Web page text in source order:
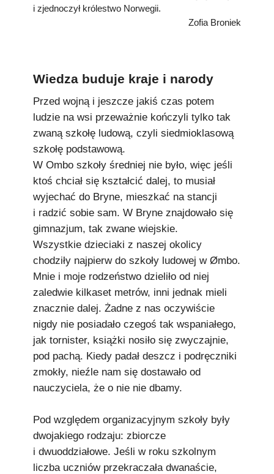
i zjednoczył królestwo Norwegii.
Zofia Broniek
Wiedza buduje kraje i narody
Przed wojną i jeszcze jakiś czas potem
ludzie na wsi przeważnie kończyli tylko tak
zwaną szkołę ludową, czyli siedmioklasową
szkołę podstawową.
W Ombo szkoły średniej nie było, więc jeśli
ktoś chciał się kształcić dalej, to musiał
wyjechać do Bryne, mieszkać na stancji
i radzić sobie sam. W Bryne znajdowało się
gimnazjum, tak zwane wiejskie.
Wszystkie dzieciaki z naszej okolicy
chodziły najpierw do szkoły ludowej w Ømbo.
Mnie i moje rodzeństwo dzieliło od niej
zaledwie kilkaset metrów, inni jednak mieli
znacznie dalej. Żadne z nas oczywiście
nigdy nie posiadało czegoś tak wspaniałego,
jak tornister, książki nosiło się zwyczajnie,
pod pachą. Kiedy padał deszcz i podręczniki
zmokły, nieźle nam się dostawało od
nauczyciela, że o nie nie dbamy.
Pod względem organizacyjnym szkoły były
dwojakiego rodzaju: zbiorcze
i dwuoddziałowe. Jeśli w roku szkolnym
liczba uczniów przekraczała dwanaście,